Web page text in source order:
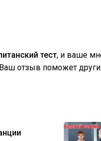
тест, и ваше
отзыв поможет